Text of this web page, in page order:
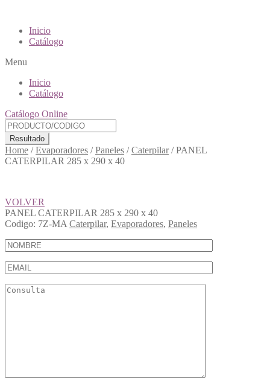
Inicio
Catálogo
Menu
Inicio
Catálogo
Catálogo Online
Resultado
Home /Evaporadores /Paneles /Caterpilar/PANEL
CATERPILAR 285 x 290 x 40
VOLVER
PANEL CATERPILAR 285 x 290 x 40
Codigo: 7Z-MA Caterpilar, Evaporadores, Paneles